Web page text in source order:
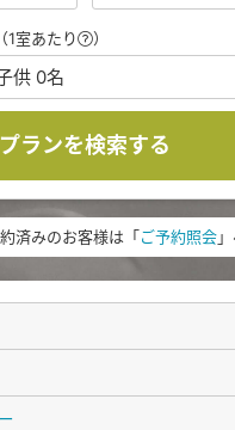
（1室あたり ）
供 0名
プランを検索する
済みのお客様は「ご予約照会」